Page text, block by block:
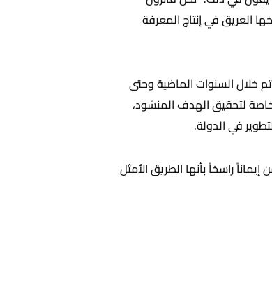
العريق في إنتاج المعرفة
بأن تكون القراءة أسلوب حياة في المجتمع الإماراتي بحلول عام 2026، لذا فقد تم خلال السنوات الماضية وحتى
لتحقيق الهدف المنشود،
في الدولة.
راسخاً بأنها الطريق الأمثل